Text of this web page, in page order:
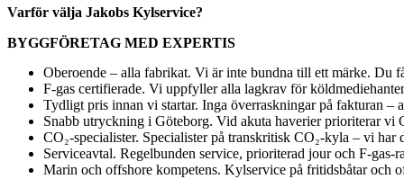
Varför välja Jakobs Kylservice?
BYGGFÖRETAG MED EXPERTIS
Oberoende – alla fabrikat. Vi är inte bundna till ett märke. Du
F-gas certifierade. Vi uppfyller alla lagkrav för
Tydligt pris innan vi startar. Inga överraskningar på fakturan –
Snabb utryckning i Göteborg. Vid akuta haverier prioriterar vi
CO₂-specialister. Specialister på transkritisk CO₂-kyla – vi har
Serviceavtal. Regelbunden service, prioriterad jour och F-gas-
Marin och offshore kompetens. Kylservice på fritidsbåtar och